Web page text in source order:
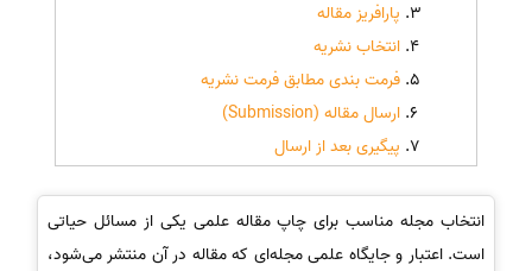
پارافریز مقاله
انتخاب نشریه
فرمت بندی مطابق فرمت نشریه
ارسال مقاله (Submission)
پیگیری بعد از ارسال
انتخاب مجله مناسب برای چاپ مقاله علمی یکی از مسائل حیاتی
است. اعتبار و جایگاه علمی مجله‌ای که مقاله در آن منتشر می‌شود،